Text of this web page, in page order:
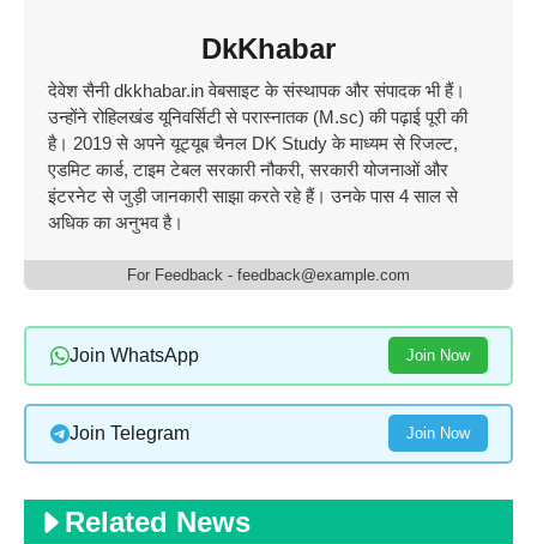
DkKhabar
देवेश सैनी dkkhabar.in वेबसाइट के संस्थापक और संपादक भी हैं।
उन्होंने रोहिलखंड यूनिवर्सिटी से परास्नातक (M.sc) की पढ़ाई पूरी की
है। 2019 से अपने यूट्यूब चैनल DK Study के माध्यम से रिजल्ट,
एडमिट कार्ड, टाइम टेबल सरकारी नौकरी, सरकारी योजनाओं और
इंटरनेट से जुड़ी जानकारी साझा करते रहे हैं। उनके पास 4 साल से
अधिक का अनुभव है।
For Feedback - feedback@example.com
Join WhatsApp Join Now
Join Telegram Join Now
Related News